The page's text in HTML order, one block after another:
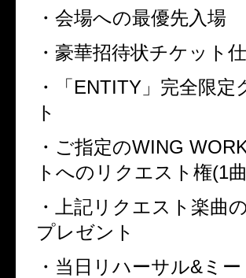
・会場への最優先入場
・豪華招待状チケット
・「 ENTITY 」完全限
ト
・ご指定のWING
トへのリクエスト権(1曲
・上記リクエスト楽曲
プレゼント
・当日リハーサル& ミ